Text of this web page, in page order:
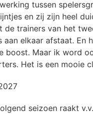
tussen
en zij zijn heel
de trainers van het
aan elkaar afstaat. En
boost. Maar ik word
Het is een mooie
seizoen raakt